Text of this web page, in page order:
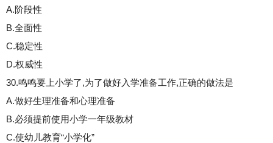
A.阶段性
B.全面性
C.稳定性
D.权威性
30.鸣鸣要上小学了,为了做好入学准备工作,正确的做法是
A.做好生理准备和心理准备
B.必须提前使用小学一年级教材
C.使幼儿教育“小学化”